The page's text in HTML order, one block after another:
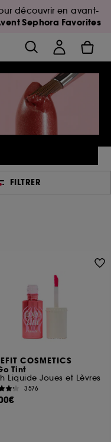
découvrir en avant-
Sephora Favorites
FILTRER
COSMETICS
Tint
Liquide Joues et Lèvres
3576